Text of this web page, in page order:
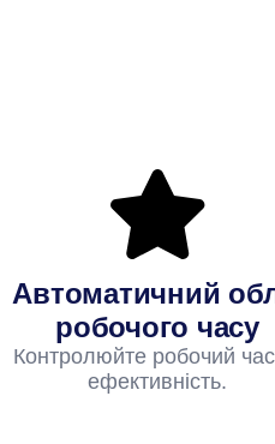
Автоматичний
робочого часу
Контролюйте робочий
ефективність.